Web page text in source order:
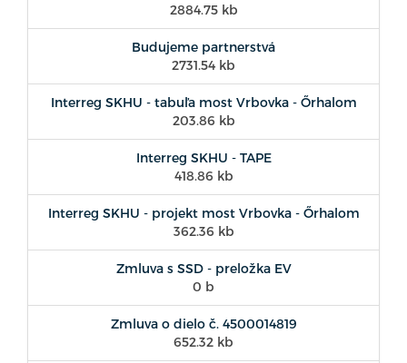
2884.75 kb
Budujeme partnerstvá
2731.54 kb
Interreg SKHU - tabuľa most Vrbovka - Őrhalom
203.86 kb
Interreg SKHU - TAPE
418.86 kb
Interreg SKHU - projekt most Vrbovka - Őrhalom
362.36 kb
Zmluva s SSD - preložka EV
0 b
Zmluva o dielo č. 4500014819
652.32 kb